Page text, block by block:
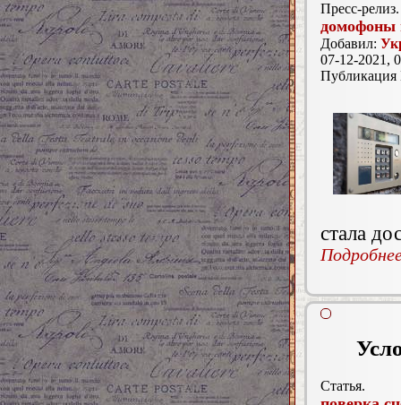
Пресс-релиз.
домофоны
Добавил:
07-12-2021,
стала
Статья.